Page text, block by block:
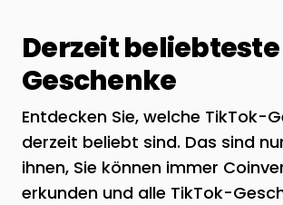
Derzeit beliebteste
Geschenke
Entdecken Sie, welche TikTok-
derzeit beliebt sind. Das sind
ihnen, Sie können immer
erkunden und alle TikTok-